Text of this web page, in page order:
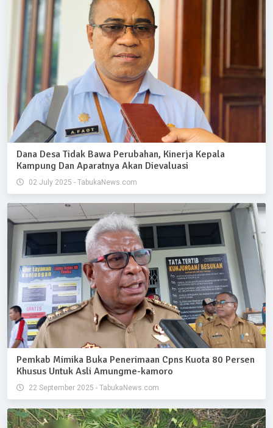
Dana Desa Tidak Bawa Perubahan, Kinerja Kepala
Kampung Dan Aparatnya Akan Dievaluasi
02 July 2025 - TabukaNews.com
Pemkab Mimika Buka Penerimaan Cpns Kuota 80 Persen
Khusus Untuk Asli Amungme-kamoro
22 September 2025 - TabukaNews.com